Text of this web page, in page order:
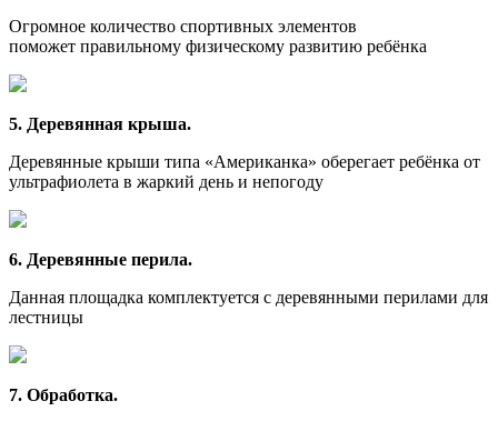
Огромное количество спортивных элементов
поможет правильному физическому развитию ребёнка
5. Деревянная крыша.
Деревянные крыши типа «Американка» оберегает ребёнка от
ультрафиолета в жаркий день и непогоду
6. Деревянные перила.
Данная площадка комплектуется с деревянными перилами для
лестницы
7. Обработка.